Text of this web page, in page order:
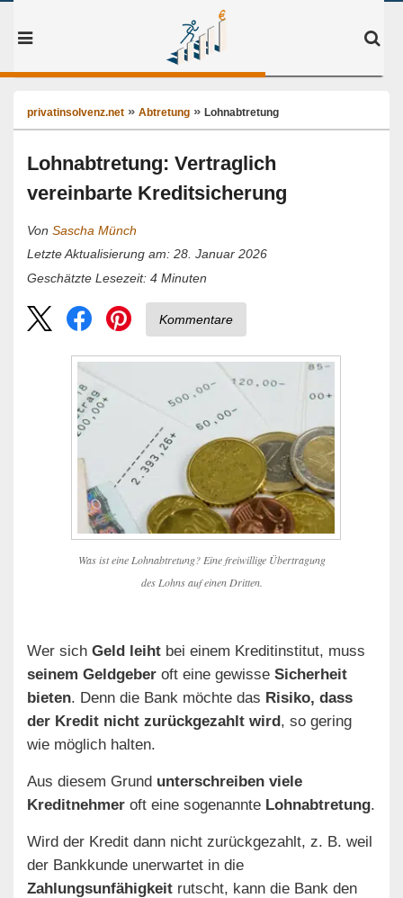
privatinsolvenz.net Abtretung Lohnabtretung
Lohnabtretung: Vertraglich
vereinbarte Kreditsicherung
Von Sascha Münch
Letzte Aktualisierung am: 28. Januar 2026
Geschätzte Lesezeit: 4 Minuten
Kommentare
Was ist eine Lohnabtretung? Eine freiwillige Übertragung
des Lohns auf einen Dritten.
Wer sich Geld leiht bei einem Kreditinstitut, muss
seinem Geldgeber oft eine gewisse Sicherheit
bieten. Denn die Bank möchte das Risiko, dass
der Kredit nicht zurückgezahlt wird, so gering
wie möglich halten.
Aus diesem Grund unterschreiben viele
Kreditnehmer oft eine sogenannte Lohnabtretung.
Wird der Kredit dann nicht zurückgezahlt, z. B. weil
der Bankkunde unerwartet in die
Zahlungsunfähigkeit rutscht, kann die Bank den